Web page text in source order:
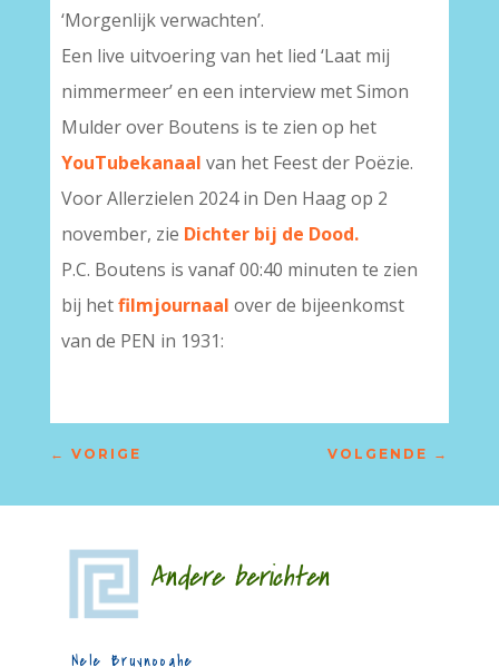
‘Morgenlijk verwachten’.
Een live uitvoering van het lied ‘Laat mij
nimmermeer’ en een interview met Simon
Mulder over Boutens is te zien op het
YouTubekanaal van het Feest der Poëzie.
Voor Allerzielen 2024 in Den Haag op 2
november, zie Dichter bij de Dood.
P.C. Boutens is vanaf 00:40 minuten te zien
bij hetfilmjournaal over de bijeenkomst
van de PEN in 1931:
← VORIGE VOLGENDE →
Andere berichten
Nele Bruynooghe